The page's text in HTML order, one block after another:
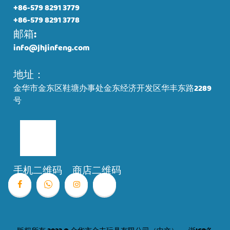
+86-579 8291 3779
+86-579 8291 3778
邮箱:
info@jhjinfeng.com
地址：
金华市金东区鞋塘办事处金东经济开发区华丰东路2289
号
手机二维码 商店二维码